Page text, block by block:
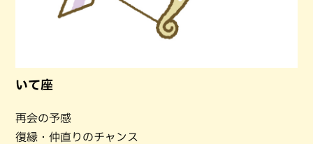
いて座
再会の予感
復縁・仲直りのチャンス